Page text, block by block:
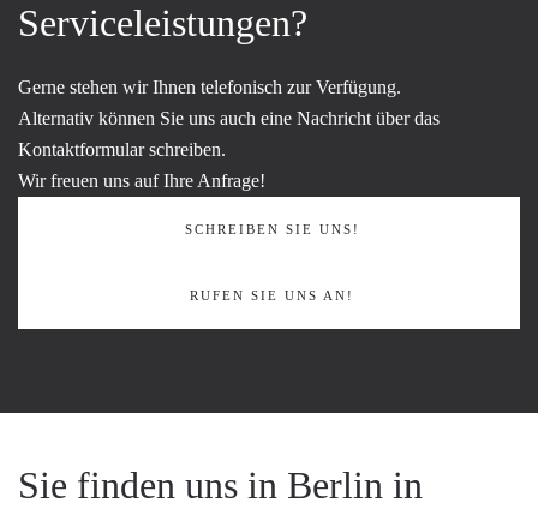
Serviceleistungen?
Gerne stehen wir Ihnen telefonisch zur Verfügung.
Alternativ können Sie uns auch eine Nachricht über das
Kontaktformular schreiben.
Wir freuen uns auf Ihre Anfrage!
SCHREIBEN SIE UNS!
RUFEN SIE UNS AN!
Sie finden uns in Berlin in